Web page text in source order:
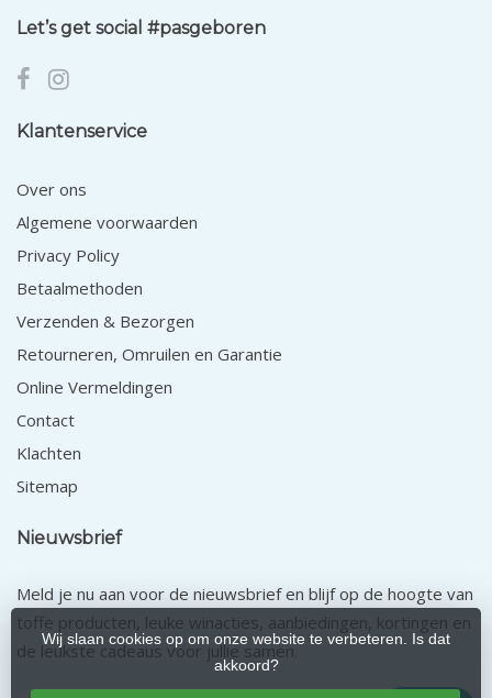
Wij slaan cookies op om onze website te verbeteren. Is dat
akkoord?
Let’s get social #pasgeboren
Klantenservice
Over ons
Algemene voorwaarden
Privacy Policy
Betaalmethoden
Verzenden & Bezorgen
Retourneren, Omruilen en Garantie
Online Vermeldingen
Contact
Klachten
Sitemap
Nieuwsbrief
Meld je nu aan voor de nieuwsbrief en blijf op de hoogte van
toffe producten, leuke winacties, aanbiedingen, kortingen en
de leukste cadeaus voor jullie samen.